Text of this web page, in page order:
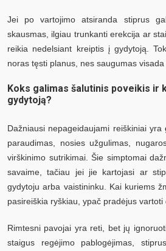
Jei po vartojimo atsiranda stiprus
skausmas, ilgiau trunkanti erekcija ar
reikia nedelsiant kreiptis į gydytoją.
noras tęsti planus, nes saugumas visada
Koks galimas šalutinis poveikis ir
gydytoją?
Dažniausi nepageidaujami reiškiniai yra
paraudimas, nosies užgulimas,
virškinimo sutrikimai. Šie simptomai
savaime, tačiau jei jie kartojasi ar
gydytoju arba vaistininku. Kai kuriems
pasireiškia ryškiau, ypač pradėjus vartoti
Rimtesni pavojai yra reti, bet jų
staigus regėjimo pablogėjimas,